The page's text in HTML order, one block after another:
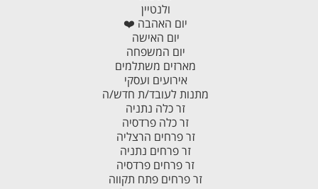
ולנטיין
יום האהבה ❤️
יום האישה
יום המשפחה
מארזים משתלמים
אירועים ועסקי
מתנות לעובד/ת חדש/ה
זר כלה נתניה
זר כלה פרדסיה
זר פרחים הרצליה
זר פרחים נתניה
זר פרחים פרדסיה
זר פרחים פתח תקווה